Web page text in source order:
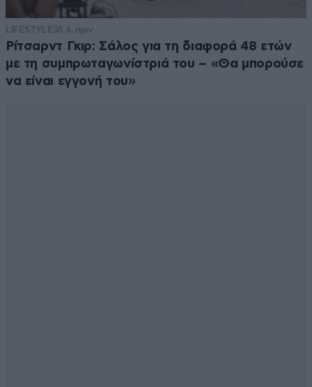
LIFESTYLE38 λ. πριν
Ρίτσαρντ Γκιρ: Σάλος για τη διαφορά 48 ετών
με τη συμπρωταγωνίστριά του – «Θα μπορούσε
να είναι εγγονή του»